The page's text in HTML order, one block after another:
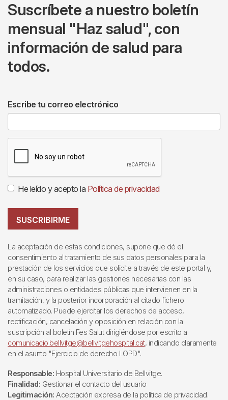
Suscríbete a nuestro boletín
mensual "Haz salud", con
información de salud para
todos.
Escribe tu correo electrónico
He leído y acepto la Política de privacidad
SUSCRIBIRME
La aceptación de estas condiciones, supone que dé el
consentimiento al tratamiento de sus datos personales para la
prestación de los servicios que solicite a través de este portal y,
en su caso, para realizar las gestiones necesarias con las
administraciones o entidades públicas que intervienen en la
tramitación, y la posterior incorporación al citado fichero
automatizado. Puede ejercitar los derechos de acceso,
rectificación, cancelación y oposición en relación con la
suscripción al boletín Fes Salut dirigiéndose por escrito a
comunicacio.bellvitge@bellvitgehospital.cat, indicando claramente
en el asunto "Ejercicio de derecho LOPD".
Responsable: Hospital Universitario de Bellvitge.
Finalidad: Gestionar el contacto del usuario
Legitimación: Aceptación expresa de la política de privacidad.